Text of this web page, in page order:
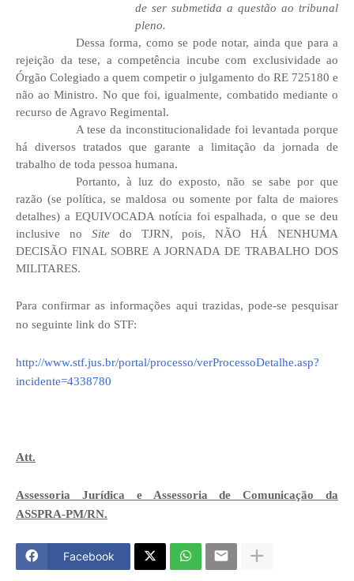
de ser submetida a questão ao tribunal
pleno.
Dessa forma, como se pode notar, ainda que para a
rejeição da tese, a competência incube com exclusividade ao
Órgão Colegiado a quem competir o julgamento do RE 725180 e
não ao Ministro. No que foi, igualmente, combatido mediante o
recurso de Agravo Regimental.
A tese da inconstitucionalidade foi levantada porque
há diversos tratados que garante a limitação da jornada de
trabalho de toda pessoa humana.
Portanto, à luz do exposto, não se sabe por que
razão (se política, se maldosa ou somente por falta de maiores
detalhes) a EQUIVOCADA notícia foi espalhada, o que se deu
inclusive no Sitedo TJRN, pois, NÃO HÁ NENHUMA
DECISÃO FINAL SOBRE A JORNADA DE TRABALHO DOS
MILITARES.
Para confirmar as informações aqui trazidas, pode-se pesquisar
no seguinte link do STF:
http://www.stf.jus.br/portal/processo/verProcessoDetalhe.asp?
incidente=4338780
Att.
Assessoria Jurídica e Assessoria de Comunicação da
ASSPRA-PM/RN.
Facebook